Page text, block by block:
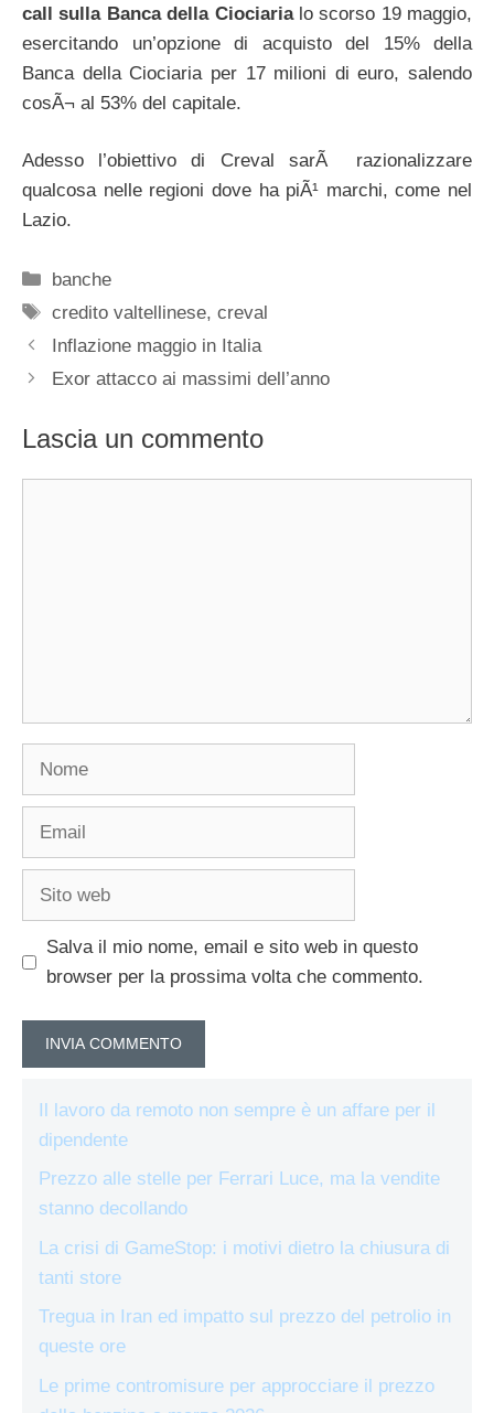
call sulla Banca della Ciociarialo scorso 19 maggio,
esercitando un’opzione di acquisto del 15% della
Banca della Ciociaria per 17 milioni di euro, salendo
cosÃ¬ al 53% del capitale.
Adesso l’obiettivo di Creval sarÃ razionalizzare
qualcosa nelle regioni dove ha piÃ¹ marchi, come nel
Lazio.
Categorie
banche
Tag
credito valtellinese,creval
Inflazione maggio in Italia
Exor attacco ai massimi dell’anno
Lascia un commento
Nome
Email
Sito
Salva il mio nome, email e sito web in questo
browser per la prossima volta che commento.
Il lavoro da remoto non sempre è un affare per il
dipendente
Prezzo alle stelle per Ferrari Luce, ma la vendite
stanno decollando
La crisi di GameStop: i motivi dietro la chiusura di
tanti store
Tregua in Iran ed impatto sul prezzo del petrolio in
queste ore
Le prime contromisure per approcciare il prezzo